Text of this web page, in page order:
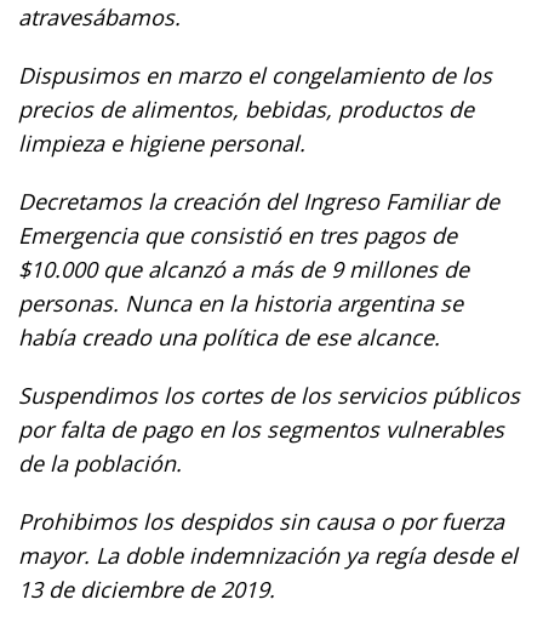
atravesábamos.
Dispusimos en marzo el congelamiento de los
precios de alimentos, bebidas, productos de
limpieza e higiene personal.
Decretamos la creación del Ingreso Familiar de
Emergencia que consistió en tres pagos de
$10.000 que alcanzó a más de 9 millones de
personas. Nunca en la historia argentina se
había creado una política de ese alcance.
Suspendimos los cortes de los servicios públicos
por falta de pago en los segmentos vulnerables
de la población.
Prohibimos los despidos sin causa o por fuerza
mayor. La doble indemnización ya regía desde el
13 de diciembre de 2019.